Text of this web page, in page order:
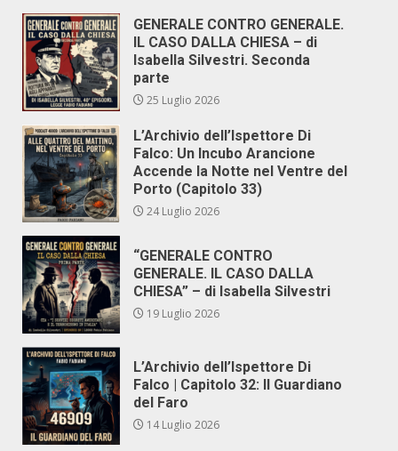
GENERALE CONTRO GENERALE.
IL CASO DALLA CHIESA – di
Isabella Silvestri. Seconda
parte
25 Luglio 2026
L’Archivio dell’Ispettore Di
Falco: Un Incubo Arancione
Accende la Notte nel Ventre del
Porto (Capitolo 33)
24 Luglio 2026
“GENERALE CONTRO
GENERALE. IL CASO DALLA
CHIESA” – di Isabella Silvestri
19 Luglio 2026
L’Archivio dell’Ispettore Di
Falco | Capitolo 32: Il Guardiano
del Faro
14 Luglio 2026